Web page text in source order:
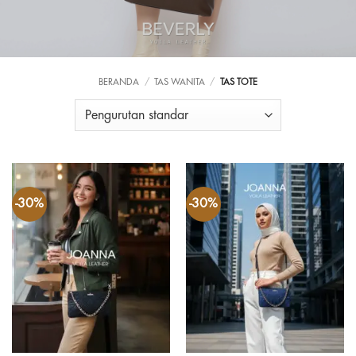
BERANDA / TAS WANITA / TAS TOTE
-30% -30%